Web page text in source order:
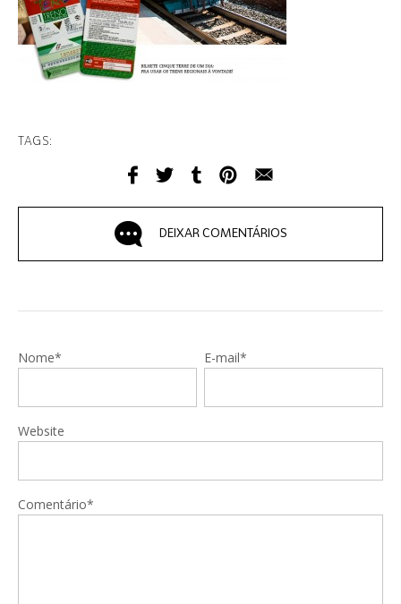
TAGS:
DEIXAR COMENTÁRIOS
Nome* E-mail*
Website
Comentário*